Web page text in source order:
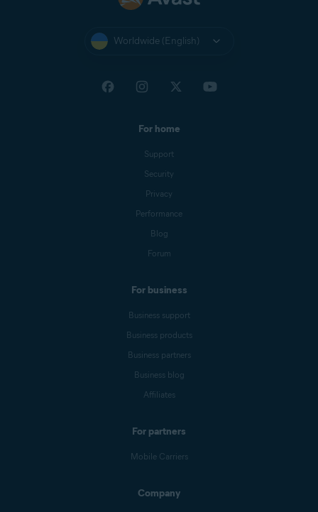
Worldwide (English)
For home
Support
Security
Privacy
Performance
Blog
Forum
For business
Business support
Business products
Business partners
Business blog
Affiliates
For partners
Mobile Carriers
Company